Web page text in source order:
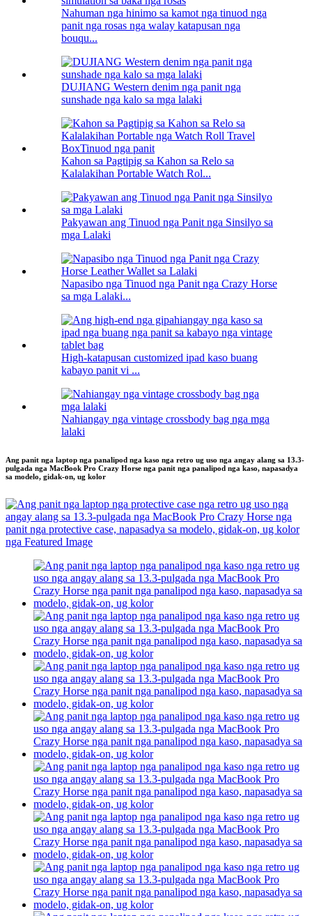
Nahuman nga hinimo sa kamot nga tinuod nga
panit nga rosas nga walay katapusan nga
bouqu...
DUJIANG Western denim nga panit nga
sunshade nga kalo sa mga lalaki
Kahon sa Pagtipig sa Kahon sa Relo sa
Kalalakihan Portable Watch Rol...
Pakyawan ang Tinuod nga Panit nga Sinsilyo sa
mga Lalaki
Napasibo nga Tinuod nga Panit nga Crazy Horse
sa mga Lalaki...
High-katapusan customized ipad kaso buang
kabayo panit vi ...
Nahiangay nga vintage crossbody bag nga mga
lalaki
Ang panit nga laptop nga panalipod nga kaso nga retro ug uso nga angay alang sa 13.3-
pulgada nga MacBook Pro Crazy Horse nga panit nga panalipod nga kaso, napasadya
sa modelo, gidak-on, ug kolor